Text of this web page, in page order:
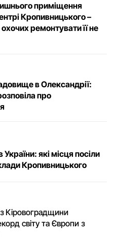
приміщення
Кропивницького –
ремонтувати її не
в Олександрії:
про
України: які місця посіли
Кропивницького
Кіровоградщини
світу та Європи з